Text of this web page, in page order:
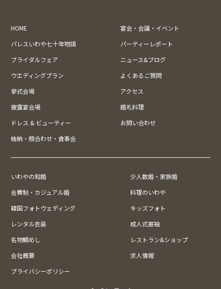
HOME
宴会・会議・イベント
パレスいわや七十年物語
パーティーレポート
ブライダルフェア
ニュース&ブログ
ウエディングプラン
よくあるご質問
挙式会場
アクセス
披露宴会場
婚礼料理
ドレス & ビューティー
お問い合わせ
結納・顔合わせ・食事会
いわやの和婚
少人数婚・家族婚
会費制・カジュアル婚
料理のいわや
韓国フォトウェディング
キッズフォト
レンタル衣装
成人式振袖
名物鯛めし
レストラン&ショップ
会社概要
求人情報
プライバシーポリシー